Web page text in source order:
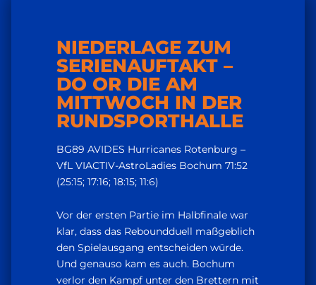
NIEDERLAGE ZUM
SERIENAUFTAKT –
DO OR DIE AM
MITTWOCH IN DER
RUNDSPORTHALLE
BG89 AVIDES Hurricanes Rotenburg –
VfL VIACTIV-AstroLadies Bochum 71:52
(25:15; 17:16; 18:15; 11:6)
Vor der ersten Partie im Halbfinale war
klar, dass das Reboundduell maßgeblich
den Spielausgang entscheiden würde.
Und genauso kam es auch. Bochum
verlor den Kampf unter den Brettern mit